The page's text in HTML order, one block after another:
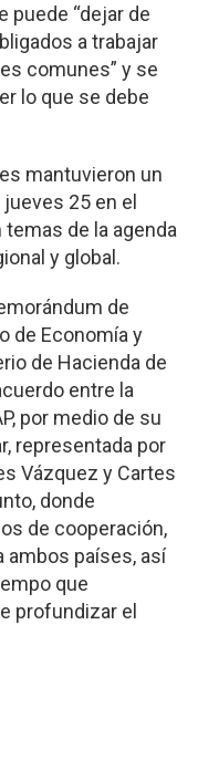
puede “dejar de
a trabajar
comunes” y se
lo que se debe
mantuvieron un
25 en el
de la agenda
y global.
de
de Economía y
de Hacienda de
entre la
por medio de su
representada por
Vázquez y Cartes
donde
de cooperación,
ambos países, así
que
profundizar el